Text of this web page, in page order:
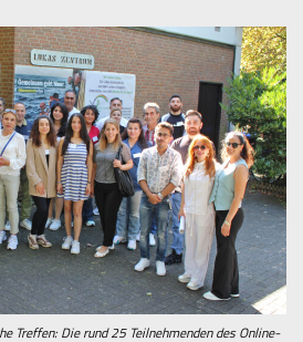
Treffen: Die rund 25 Teilnehmenden des Online-